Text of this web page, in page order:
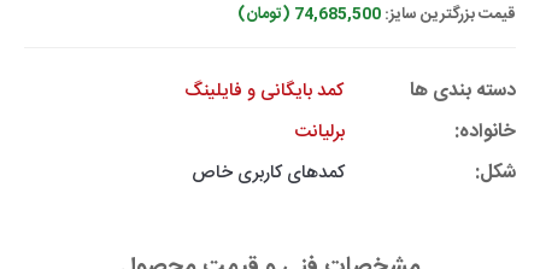
قیمت بزرگترین سایز:74,685,500 (تومان)
دسته بندی ها کمد بایگانی و فایلینگ
خانواده: برلیانت
شکل: کمدهای کاربری خاص